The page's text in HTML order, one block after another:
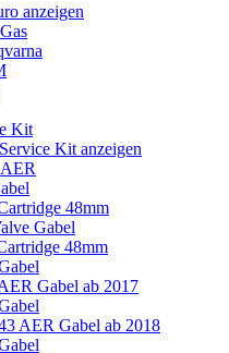
anzeigen
Kit
Kit anzeigen
48mm
Gabel
48mm
Gabel ab 2017
AER Gabel ab 2018